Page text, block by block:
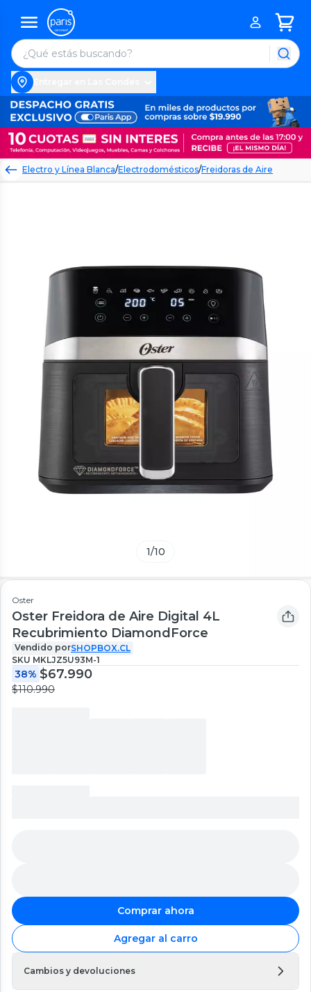
Electro y Línea Blanca/Electrodomésticos/Freidoras de Aire
1/10
Oster
Oster Freidora de Aire Digital 4L
Recubrimiento DiamondForce
Vendido porSHOPBOX.CL
SKU MKLJZ5U93M-1
38% $67.990
$110.990
Comprar ahora
Agregar al carro
Cambios y devoluciones